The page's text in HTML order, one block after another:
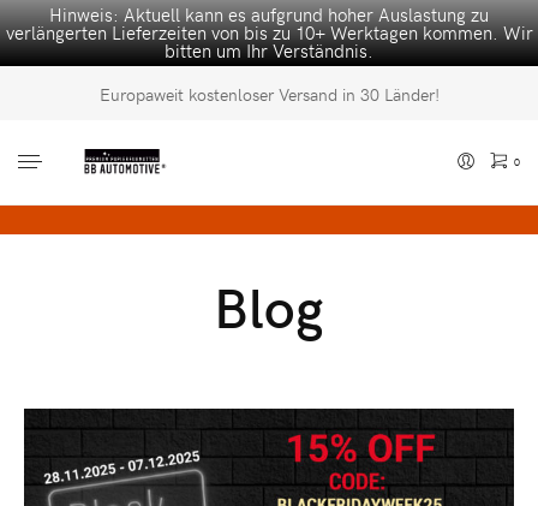
Hinweis: Aktuell kann es aufgrund hoher Auslastung zu
verlängerten Lieferzeiten von bis zu 10+ Werktagen kommen. Wir
bitten um Ihr Verständnis.
Europaweit kostenloser Versand in 30 Länder!
0
Blog